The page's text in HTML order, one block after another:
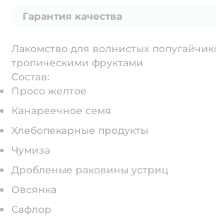
Гарантия качества
Лакомство для волнистых
тропическими фруктами
Состав:
Просо желтое
Канареечное семя
Хлебопекарные продукты
Чумиза
Дробленые раковины устриц
Овсянка
Сафлор